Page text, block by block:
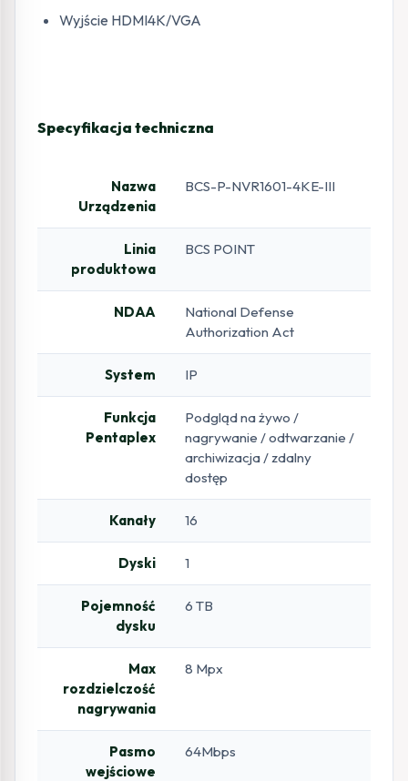
Wyjście HDMI4K/VGA
Specyfikacja techniczna
Nazwa
Urządzenia
BCS-P-NVR1601-4KE-III
Linia
produktowa
BCS POINT
NDAA
National Defense
Authorization Act
System IP
Funkcja
Pentaplex
Podgląd na żywo /
nagrywanie / odtwarzanie /
archiwizacja / zdalny
dostęp
Kanały 16
Dyski 1
Pojemność
dysku
6 TB
Max
rozdzielczość
nagrywania
8 Mpx
Pasmo
wejściowe
64Mbps